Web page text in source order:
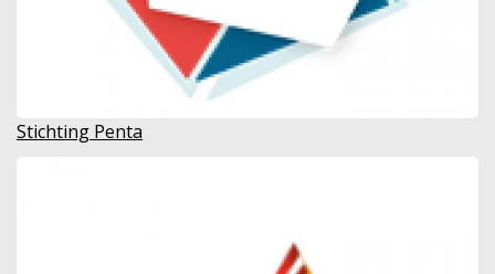
Stichting Penta